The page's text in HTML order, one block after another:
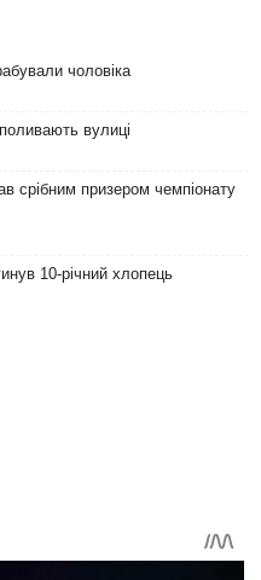
чоловіка
вулиці
срібним призером чемпіонату
10-річний хлопець